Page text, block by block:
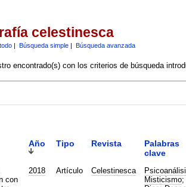
celestinesca
| Búsqueda simple| Búsqueda avanzada
encontrado(s) con los criterios de búsqueda
Año Tipo Revista
Palabras
clave
con
2018 Artículo Celestinesca
Misticismo;